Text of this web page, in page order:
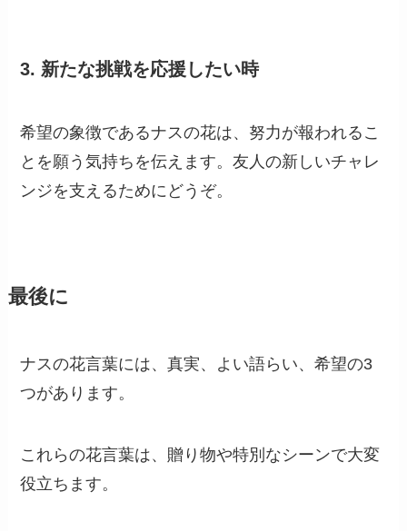
3. 新たな挑戦を応援したい時
希望の象徴であるナスの花は、努力が報われるこ
とを願う気持ちを伝えます。友人の新しいチャレ
ンジを支えるためにどうぞ。
最後に
ナスの花言葉には、真実、よい語らい、希望の3
つがあります。
これらの花言葉は、贈り物や特別なシーンで大変
役立ちます。